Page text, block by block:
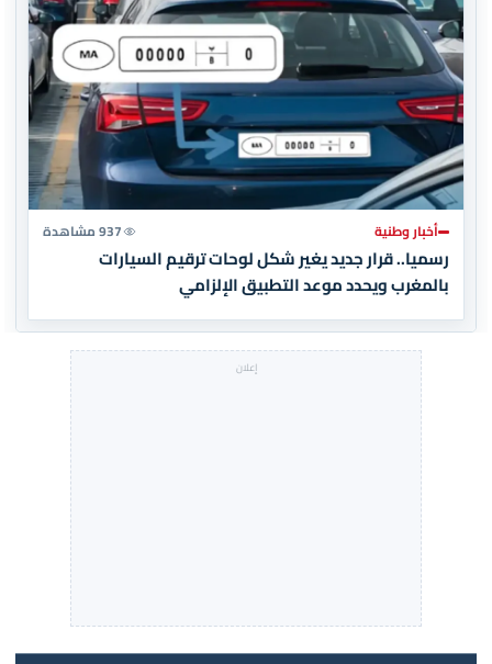
أخبار وطنية 937 مشاهدة
رسميا.. قرار جديد يغير شكل لوحات ترقيم السيارات
بالمغرب ويحدد موعد التطبيق الإلزامي